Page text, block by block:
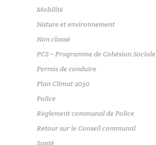
Mobilité
Nature et environnement
Non classé
PCS – Programme de Cohésion Sociale
Permis de conduire
Plan Climat 2030
Police
Règlement communal de Police
Retour sur le Conseil communal